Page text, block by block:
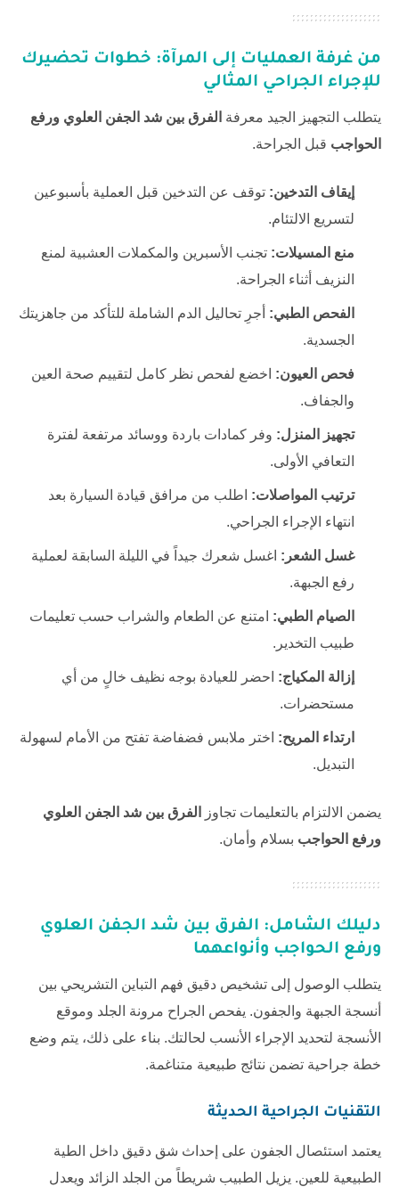
من غرفة العمليات إلى المرآة: خطوات تحضيرك
للإجراء الجراحي المثالي
يتطلب التجهيز الجيد معرفة الفرق بين شد الجفن العلوي ورفع
الحواجب قبل الجراحة.
إيقاف التدخين: توقف عن التدخين قبل العملية بأسبوعين
لتسريع الالتئام.
منع المسيلات: تجنب الأسبرين والمكملات العشبية لمنع
النزيف أثناء الجراحة.
الفحص الطبي: أجرِ تحاليل الدم الشاملة للتأكد من جاهزيتك
الجسدية.
فحص العيون: اخضع لفحص نظر كامل لتقييم صحة العين
والجفاف.
تجهيز المنزل: وفر كمادات باردة ووسائد مرتفعة لفترة
التعافي الأولى.
ترتيب المواصلات: اطلب من مرافق قيادة السيارة بعد
انتهاء الإجراء الجراحي.
غسل الشعر: اغسل شعرك جيداً في الليلة السابقة لعملية
رفع الجبهة.
الصيام الطبي: امتنع عن الطعام والشراب حسب تعليمات
طبيب التخدير.
إزالة المكياج: احضر للعيادة بوجه نظيف خالٍ من أي
مستحضرات.
ارتداء المريح: اختر ملابس فضفاضة تفتح من الأمام لسهولة
التبديل.
يضمن الالتزام بالتعليمات تجاوز
الفرق بين شد الجفن العلوي
ورفع الحواجب بسلام وأمان.
دليلك الشامل: الفرق بين شد الجفن العلوي
ورفع الحواجب وأنواعهما
يتطلب الوصول إلى تشخيص دقيق فهم التباين التشريحي بين
أنسجة الجبهة والجفون. يفحص الجراح مرونة الجلد وموقع
الأنسجة لتحديد الإجراء الأنسب لحالتك. بناء على ذلك، يتم وضع
خطة جراحية تضمن نتائج طبيعية متناغمة.
التقنيات الجراحية الحديثة
يعتمد استئصال الجفون على إحداث شق دقيق داخل الطية
الطبيعية للعين. يزيل الطبيب شريطاً من الجلد الزائد ويعدل